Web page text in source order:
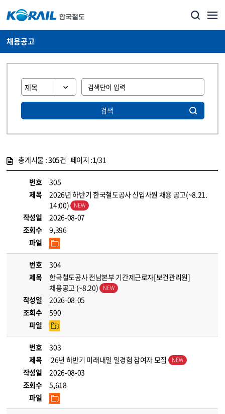
채용공고
검색
총게시물 :305건 페이지 :1/31
번호
305
제목
2026년 하반기 한국철도공사 신입사원 채용 공고(~8.21.
14:00)
작성일
2026-08-07
조회수
9,396
파일
번호
304
제목
한국철도공사 전남본부 기간제근로자[보건관리원]
채용공고 (~8.20)
작성일
2026-08-05
조회수
590
파일
번호
303
제목
’26년 하반기 미래내일 일경험 참여자 모집
작성일
2026-08-03
조회수
5,618
파일